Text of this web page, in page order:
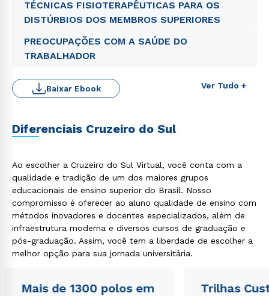
TÉCNICAS FISIOTERAPÊUTICAS PARA OS
DISTÚRBIOS DOS MEMBROS SUPERIORES
PREOCUPAÇÕES COM A SAÚDE DO
TRABALHADOR
Ver Tudo +
Baixar Ebook
Diferenciais Cruzeiro do Sul
Ao escolher a Cruzeiro do Sul Virtual, você conta com a
qualidade e tradição de um dos maiores grupos
educacionais de ensino superior do Brasil. Nosso
compromisso é oferecer ao aluno qualidade de ensino com
métodos inovadores e docentes especializados, além de
infraestrutura moderna e diversos cursos de graduação e
pós-graduação. Assim, você tem a liberdade de escolher a
melhor opção para sua jornada universitária.
Mais de 1300 polos em
Trilhas
Estou de acordo com aPolítica de Privacidade.e
autorizo que meus dados sejam utilizados para o
envio de conteúdos da Cruzeiro do Sul.